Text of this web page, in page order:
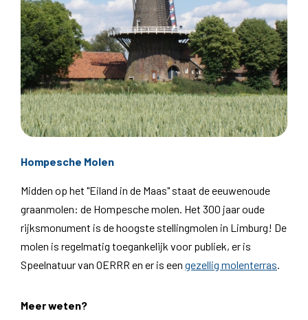
Hompesche Molen
Midden op het "Eiland in de Maas" staat de eeuwenoude
graanmolen: de Hompesche molen. Het 300 jaar oude
rijksmonument is de hoogste stellingmolen in Limburg! De
molen is regelmatig toegankelijk voor publiek, er is
Speelnatuur van OERRR en er is een gezellig molenterras
Meer weten?